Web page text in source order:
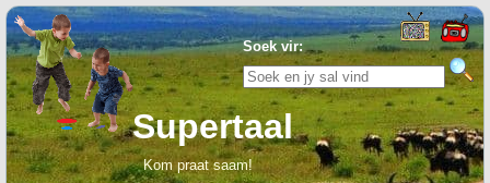
Soek vir:
Supertaal
Kom praat saam!